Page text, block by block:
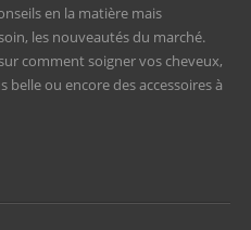
en la matière mais
les nouveautés du marché.
comment soigner vos cheveux,
ou encore des accessoires à